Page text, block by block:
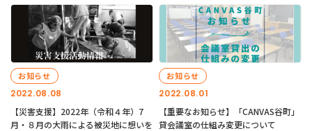
2022.08.08
お知らせ
【災害支援】2022年（令和４年）7
月・８月の大雨による被災地に想いを
2022.08.01
お知らせ
【重要なお知らせ】「CANVAS谷町」
貸会議室の仕組み変更について